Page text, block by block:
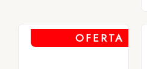
OFERTA